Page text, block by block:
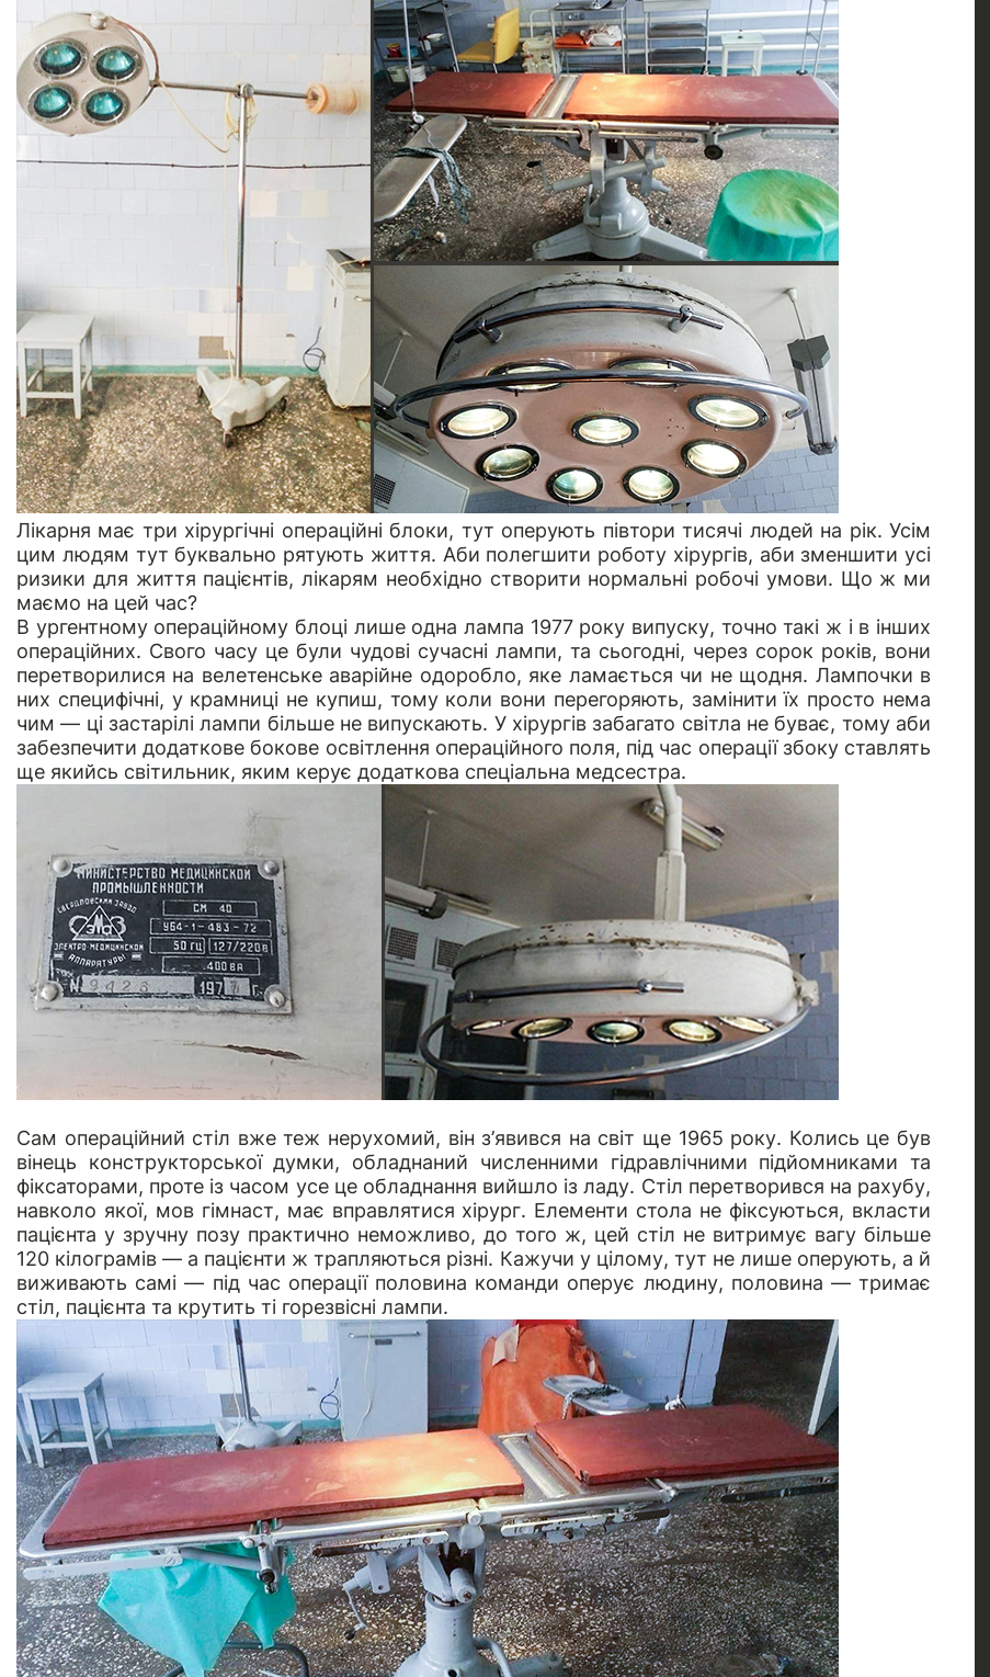
Лікарня має три хірургічні операційні блоки, тут оперують півтори тисячі людей на рік. Усім
цим людям тут буквально рятують життя. Аби полегшити роботу хірургів, аби зменшити усі
ризики для життя пацієнтів, лікарям необхідно створити нормальні робочі умови. Що ж ми
маємо на цей час?
В ургентному операційному блоці лише одна лампа 1977 року випуску, точно такі ж і в інших
операційних. Свого часу це були чудові сучасні лампи, та сьогодні, через сорок років, вони
перетворилися на велетенське аварійне одоробло, яке ламається чи не щодня. Лампочки в
них специфічні, у крамниці не купиш, тому коли вони перегоряють, замінити їх просто нема
чим — ці застарілі лампи більше не випускають. У хірургів забагато світла не буває, тому аби
забезпечити додаткове бокове освітлення операційного поля, під час операції збоку ставлять
ще якийсь світильник, яким керує додаткова спеціальна медсестра.
Сам операційний стіл вже теж нерухомий, він з’явився на світ ще 1965 року. Колись це був
вінець конструкторської думки, обладнаний численними гідравлічними підйомниками та
фіксаторами, проте із часом усе це обладнання вийшло із ладу. Стіл перетворився на рахубу,
навколо якої, мов гімнаст, має вправлятися хірург. Елементи стола не фіксуються, вкласти
пацієнта у зручну позу практично неможливо, до того ж, цей стіл не витримує вагу більше
120 кілограмів — а пацієнти ж трапляються різні. Кажучи у цілому, тут не лише оперують, а й
виживають самі — під час операції половина команди оперує людину, половина — тримає
стіл, пацієнта та крутить ті горезвісні лампи.